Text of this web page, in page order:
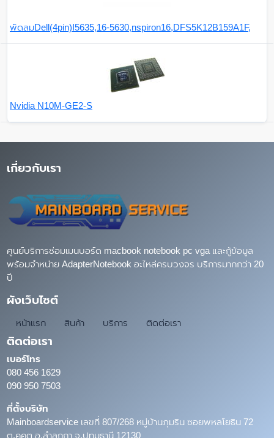
พัดลมDell(4pin)I5635,16-5630,nspiron16,DFS5K12B159A1F,
Nvidia N10M-GE2-S
เกี่ยวกับเรา
ศูนย์บริการซ่อมเมนบอร์ด macbook notebook pc vga และกู้ข้อมูล
พร้อมจำหน่าย AdapterNotebook อะไหล่ครบวงจร บริการมากกว่า 20
ปี
ผังเว็บไซต์
หน้าแรก สินค้า บริการ ติดต่อเรา
ติดต่อเรา
เบอร์โทร
080 456 1629
090 950 7503
ที่ตั้งบริษัท
Mainboardservice เลขที่ 807/268 หมู่บ้านภุมริน ซอยพหลโยธิน 72
ต.คูคต อ.ลำลูกกา จ.ปทุมธานี 12130